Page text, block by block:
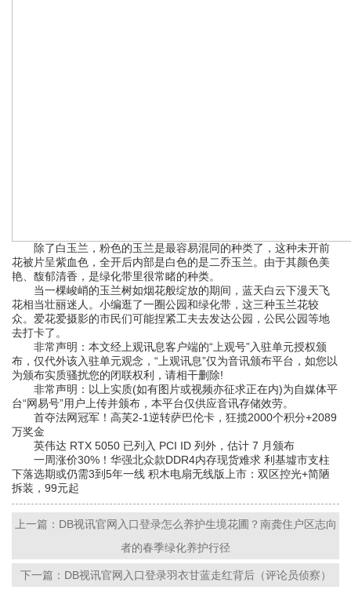
除了白玉兰，粉色的玉兰是最容易混同的种类了，这种未开前
花被片呈紫血色，全开后内部是白色的是二乔玉兰。由于其颜色美
艳、馥郁清香，是绿化带里很常睹的种类。
当一棵峻峭的玉兰树如烟花般绽放的期间，蓝天白云下漫天飞
花相当壮丽迷人。小编逛了一圈公园和绿化带，这三种玉兰花较
众。爱花爱摄影的市民们可能捏紧工夫去发达公园，公民公园等地
去打卡了。
非常声明：本文经上观讯息客户端的“上观号”入驻单元授权颁
布，仅代外该入驻单元观念，“上观讯息”仅为音讯颁布平台，如您以
为颁布实质骚扰您的闭联权利，请相干删除!
非常声明：以上实质(如有图片或视频亦征求正在内)为自媒体平
台“网易号”用户上传并颁布，本平台仅供应音讯存储效劳。
首夺法网冠军！高芙2-1逆转萨巴伦卡，狂揽2000个积分+2089
万奖金
英伟达 RTX 5050 已列入 PCI ID 列外，估计 7 月颁布
一周涨价30%！华强北众款DDR4内存现货难求 利基墟市支柱
下落选期或仍需3到5年一线 积木电扇无线版上市：双区控光+简陋
拆装，99元起
上一篇：DB视讯官网入口登录怎么养护生境花圃？南龚住户区志向
者的春季绿化养护行径
下一篇：DB视讯官网入口登录羽衣甘蓝走红背后（评论员侦察）